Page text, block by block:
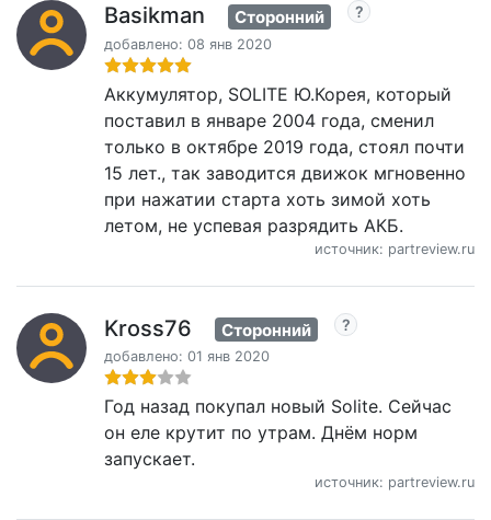
Basikman Сторонний
добавлено: 08 янв 2020
Аккумулятор, SOLITE Ю.Корея, который
поставил в январе 2004 года, сменил
только в октябре 2019 года, стоял почти
15 лет., так заводится движок мгновенно
при нажатии старта хоть зимой хоть
летом, не успевая разрядить АКБ.
источник: partreview.ru
Kross76 Сторонний
добавлено: 01 янв 2020
Год назад покупал новый Solite. Сейчас
он еле крутит по утрам. Днём норм
запускает.
источник: partreview.ru